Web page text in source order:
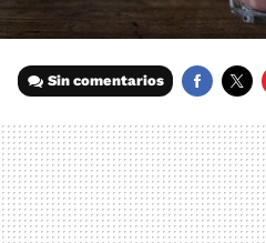
Sin comentarios